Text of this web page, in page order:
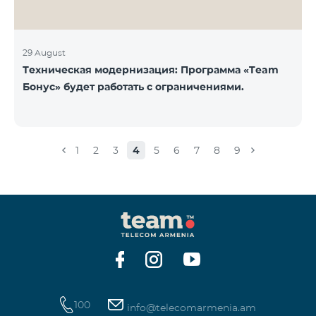
29 August
Техническая модернизация: Программа «Team
Бонус» будет работать с ограничениями.
1 2 3 4 5 6 7 8 9
100 info@telecomarmenia.am